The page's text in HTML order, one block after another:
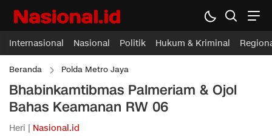
Internasional Nasional Politik Hukum & Kriminal
Beranda Polda Metro Jaya
Bhabinkamtibmas Palmeriam & Ojol
Bahas Keamanan RW 06
Heri | Nasional.id